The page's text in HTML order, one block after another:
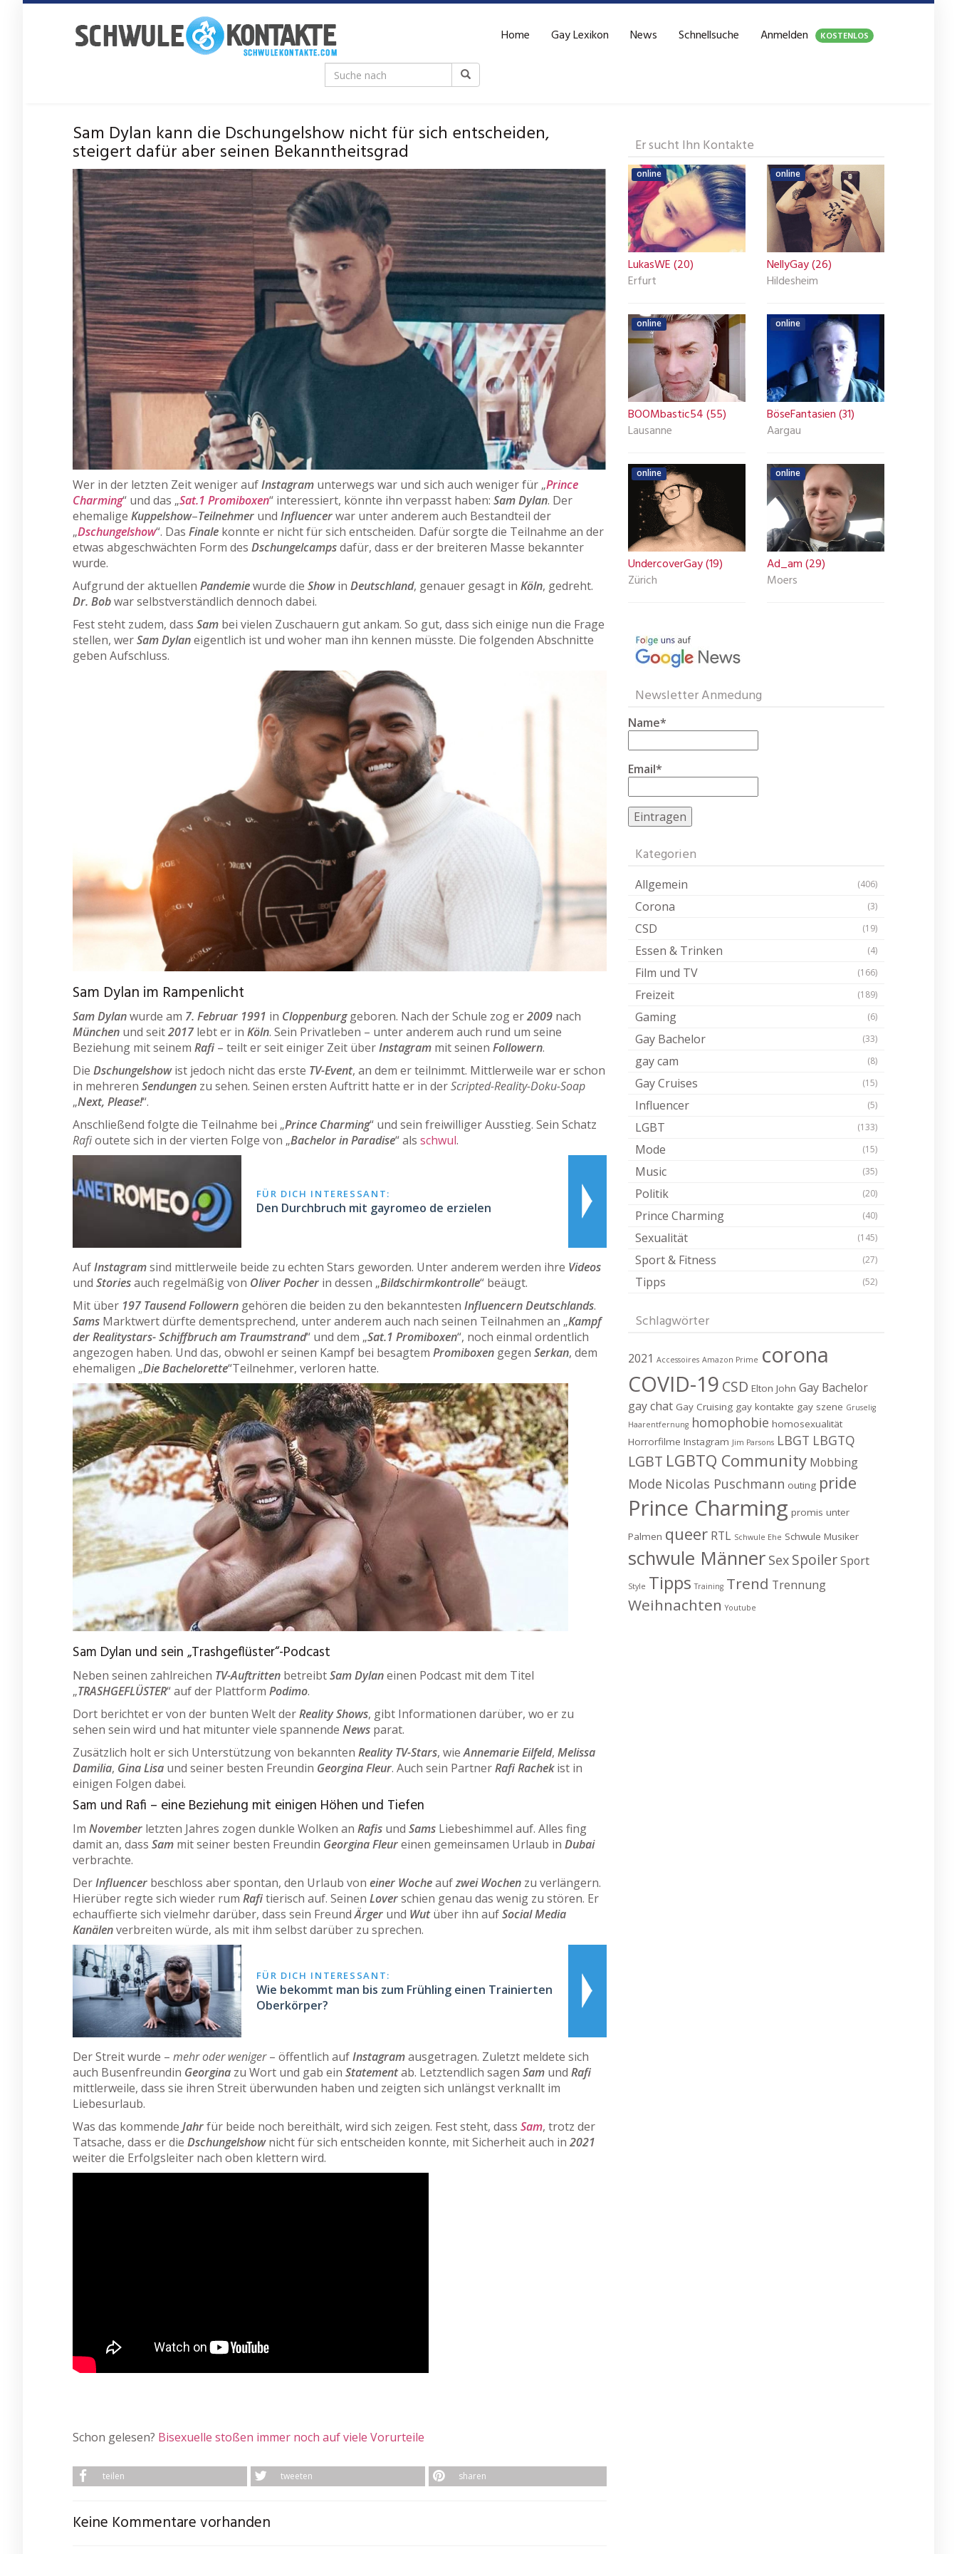
Home Gay Lexikon News Schnellsuche Anmelden KOSTENLOS
Sam Dylan kann die Dschungelshow nicht für sich entscheiden,
steigert dafür aber seinen Bekanntheitsgrad
Wer in der letzten Zeit weniger aufInstagram unterwegs war und sich auch weniger für „Prince
Charming“ und das „Sat.1 Promiboxen“ interessiert, könnte ihn verpasst haben: Sam Dylan. Der
ehemalige Kuppelshow–Teilnehmer und Influencerwar unter anderem auch Bestandteil der
„Dschungelshow“. Das Finale konnte er nicht für sich entscheiden. Dafür sorgte die Teilnahme an der
etwas abgeschwächten Form des Dschungelcampsdafür, dass er der breiteren Masse bekannter
wurde.
Aufgrund der aktuellen Pandemiewurde die Show in Deutschland, genauer gesagt in Köln, gedreht.
Dr. Bobwar selbstverständlich dennoch dabei.
Fest steht zudem, dass Sam bei vielen Zuschauern gut ankam. So gut, dass sich einige nun die Frage
stellen, werSam Dylaneigentlich ist und woher man ihn kennen müsste. Die folgenden Abschnitte
geben Aufschluss.
Sam Dylan im Rampenlicht
Sam Dylanwurde am 7. Februar 1991 in Cloppenburg geboren. Nach der Schule zog er2009 nach
München und seit2017 lebt er in Köln. Sein Privatleben – unter anderem auch rund um seine
Beziehung mit seinem Rafi – teilt er seit einiger Zeit überInstagram mit seinen Followern.
Die Dschungelshow ist jedoch nicht das erste TV-Event, an dem er teilnimmt. Mittlerweile war er schon
in mehreren Sendungen zu sehen. Seinen ersten Auftritt hatte er in derScripted-Reality-Doku-Soap
„Next, Please!“.
Anschließend folgte die Teilnahme bei „Prince Charming“ und sein freiwilliger Ausstieg. Sein Schatz
Rafioutete sich in der vierten Folge von „Bachelor in Paradise“ als schwul.
FÜR DICH INTERESSANT:
Den Durchbruch mit gayromeo de erzielen
AufInstagramsind mittlerweile beide zu echten Stars geworden. Unter anderem werden ihre Videos
und Storiesauch regelmäßig von Oliver Pocher in dessen „Bildschirmkontrolle“ beäugt.
Mit über 197 Tausend Followern gehören die beiden zu den bekanntesten Influencern Deutschlands.
Sams Marktwert dürfte dementsprechend, unter anderem auch nach seinen Teilnahmen an „Kampf
der Realitystars- Schiffbruch am Traumstrand“ und dem „Sat.1 Promiboxen“, noch einmal ordentlich
angezogen haben. Und das, obwohl er seinen Kampf bei besagtem Promiboxen gegen Serkan, dem
ehemaligen „Die Bachelorette“Teilnehmer, verloren hatte.
Sam Dylan und sein „Trashgeflüster“-Podcast
Neben seinen zahlreichen TV-Auftritten betreibtSam Dylaneinen Podcast mit dem Titel
„TRASHGEFLÜSTER“ auf der Plattform Podimo.
Dort berichtet er von der bunten Welt derReality Shows, gibt Informationen darüber, wo er zu
sehen sein wird und hat mitunter viele spannende News parat.
Zusätzlich holt er sich Unterstützung von bekannten Reality TV-Stars, wieAnnemarie Eilfeld, Melissa
Damilia, Gina Lisa und seiner besten Freundin Georgina Fleur. Auch sein PartnerRafi Rachekist in
einigen Folgen dabei.
Sam und Rafi – eine Beziehung mit einigen Höhen und Tiefen
Im November letzten Jahres zogen dunkle Wolken an Rafis und Sams Liebeshimmel auf. Alles fing
damit an, dass Sam mit seiner besten Freundin Georgina Fleureinen gemeinsamen Urlaub in Dubai
verbrachte.
DerInfluencer beschloss aber spontan, den Urlaub von einer Wocheaufzwei Wochen zu verlängern.
Hierüber regte sich wieder rum Rafitierisch auf. Seinen Loverschien genau das wenig zu stören. Er
echauffierte sich vielmehr darüber, dass sein FreundÄrger und Wut über ihn aufSocial Media
Kanälenverbreiten würde, als mit ihm selbst darüber zu sprechen.
FÜR DICH INTERESSANT:
Wie bekommt man bis zum Frühling einen Trainierten
Oberkörper?
Der Streit wurde – mehr oder weniger– öffentlich aufInstagramausgetragen. Zuletzt meldete sich
auch Busenfreundin Georgina zu Wort und gab ein Statementab. Letztendlich sagen Sam und Rafi
mittlerweile, dass sie ihren Streit überwunden haben und zeigten sich unlängst verknallt im
Liebesurlaub.
Was das kommende Jahrfür beide noch bereithält, wird sich zeigen. Fest steht, dass Sam, trotz der
Tatsache, dass er die Dschungelshow nicht für sich entscheiden konnte, mit Sicherheit auch in 2021
weiter die Erfolgsleiter nach oben klettern wird.
Schon gelesen? Bisexuelle stoßen immer noch auf viele Vorurteile
teilen tweeten sharen
Keine Kommentare vorhanden
Er sucht Ihn Kontakte
online
LukasWE (20)
Erfurt
online
NellyGay (26)
Hildesheim
online
BOOMbastic54 (55)
Lausanne
online
BöseFantasien (31)
Aargau
online
UndercoverGay (19)
Zürich
online
Ad_am (29)
Moers
Newsletter Anmedung
Name*
Email*
Kategorien
Allgemein (406)
Corona (3)
CSD (19)
Essen & Trinken (4)
Film und TV (166)
Freizeit (189)
Gaming (6)
Gay Bachelor (33)
gay cam (8)
Gay Cruises (15)
Influencer (5)
LGBT (133)
Mode (15)
Music (35)
Politik (20)
Prince Charming (40)
Sexualität (145)
Sport & Fitness (27)
Tipps (52)
Schlagwörter
2021 Accessoires Amazon Prime corona
COVID-19 CSD Elton John Gay Bachelor
gay chat Gay Cruising gay kontakte gay szene Gruselig
Haarentfernung homophobie homosexualität
Horrorfilme Instagram Jim Parsons LBGT LBGTQ
LGBT LGBTQ Community Mobbing
Mode Nicolas Puschmann outing pride
Prince Charming promis unter
Palmen queer RTL Schwule Ehe Schwule Musiker
schwule Männer Sex SpoilerSport
Style Tipps Training Trend Trennung
Weihnachten Youtube